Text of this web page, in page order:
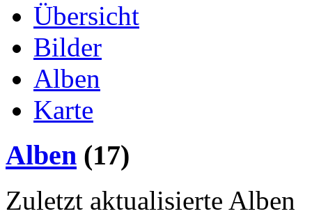
Übersicht
Bilder
Alben
Karte
Alben (17)
Zuletzt aktualisierte Alben